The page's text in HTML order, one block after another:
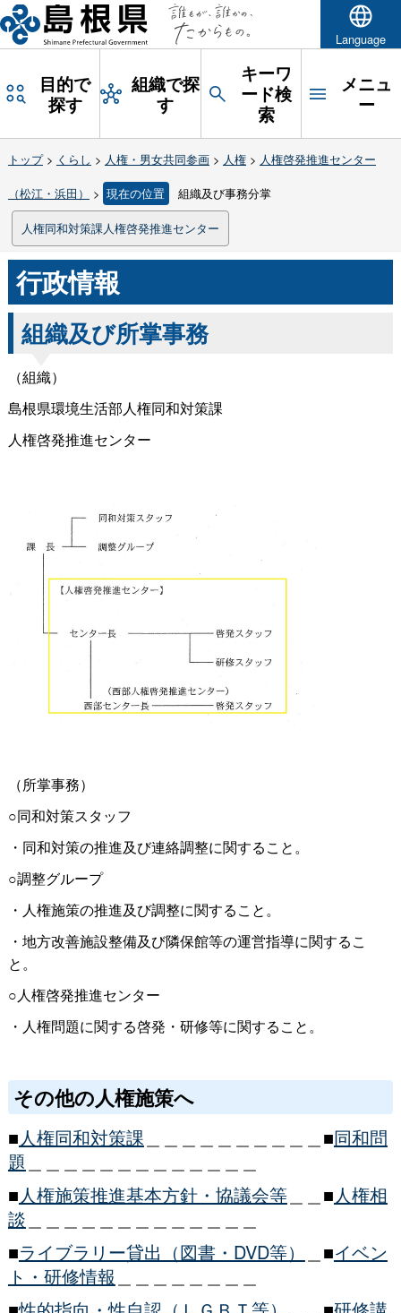
Language
目的で
探す
組織で探
す
キーワ
ード検
索
メニュ
ー
トップ> くらし > 人権・男女共同参画> 人権> 人権啓発推進センター
（松江・浜田）
> 現在の位置 組織及び事務分掌
人権同和対策課人権啓発推進センター
行政情報
組織及び所掌事務
（組織）
島根県環境生活部人権同和対策課
人権啓発推進センター
（所掌事務）
○同和対策スタッフ
・同和対策の推進及び連絡調整に関すること。
○調整グループ
・人権施策の推進及び調整に関すること。
・地方改善施設整備及び隣保館等の運営指導に関するこ
と。
○人権啓発推進センター
・人権問題に関する啓発・研修等に関すること。
その他の人権施策へ
■人権同和対策課 ＿＿＿＿＿＿＿＿＿＿■同和問
題
■人権施策推進基本方針・協議会等＿＿■人権相
談
■ライブラリー貸出（図書・DVD等） ＿■イベン
ト・研修情報